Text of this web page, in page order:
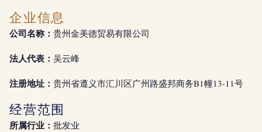
企业信息
公司名称： 贵州金美德贸易有限公司
法人代表： 吴云峰
注册地址： 贵州省遵义市汇川区广州路盛邦商务B1幢13-11号
经营范围
所属行业： 批发业